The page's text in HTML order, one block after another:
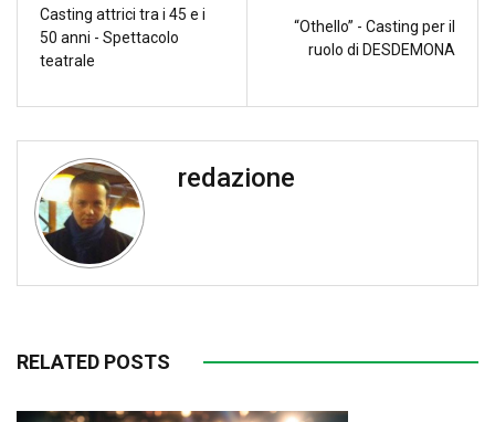
Casting attrici tra i 45 e i
50 anni - Spettacolo
teatrale
“Othello” - Casting per il
ruolo di DESDEMONA
redazione
RELATED POSTS